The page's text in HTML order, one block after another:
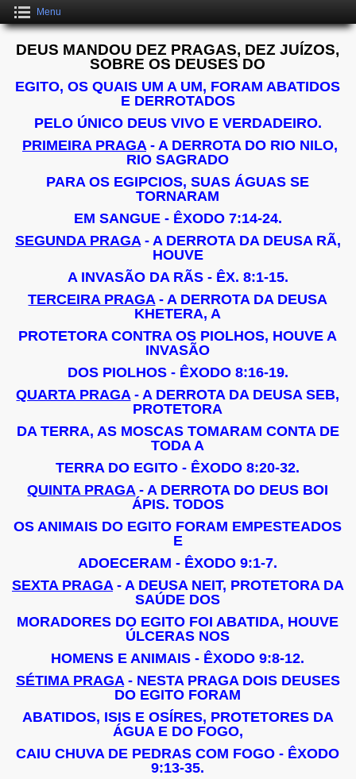
Menu
DEUS MANDOU DEZ PRAGAS, DEZ JUÍZOS,
SOBRE OS DEUSES DO
EGITO, OS QUAIS UM A UM, FORAM ABATIDOS
E DERROTADOS
PELO ÚNICO DEUS VIVO E VERDADEIRO.
PRIMEIRA PRAGA- A DERROTA DO RIO NILO,
RIO SAGRADO
PARA OS EGIPCIOS, SUAS ÁGUAS SE
TORNARAM
EM SANGUE - ÊXODO 7:14-24.
SEGUNDA PRAGA- A DERROTA DA DEUSA RÃ,
HOUVE
A INVASÃO DA RÃS - ÊX. 8:1-15.
TERCEIRA PRAGA- A DERROTA DA DEUSA
KHETERA, A
PROTETORA CONTRA OS PIOLHOS, HOUVE A
INVASÃO
DOS PIOLHOS - ÊXODO 8:16-19.
QUARTA PRAGA- A DERROTA DA DEUSA SEB,
PROTETORA
DA TERRA, AS MOSCAS TOMARAM CONTA DE
TODA A
TERRA DO EGITO - ÊXODO 8:20-32.
QUINTA PRAGA- A DERROTA DO DEUS BOI
ÁPIS. TODOS
OS ANIMAIS DO EGITO FORAM EMPESTEADOS
E
ADOECERAM - ÊXODO 9:1-7.
SEXTA PRAGA- A DEUSA NEIT, PROTETORA DA
SAÚDE DOS
MORADORES DO EGITO FOI ABATIDA, HOUVE
ÚLCERAS NOS
HOMENS E ANIMAIS - ÊXODO 9:8-12.
SÉTIMA PRAGA- NESTA PRAGA DOIS DEUSES
DO EGITO FORAM
ABATIDOS, ISIS E OSÍRES, PROTETORES DA
ÁGUA E DO FOGO,
CAIU CHUVA DE PEDRAS COM FOGO - ÊXODO
9:13-35.